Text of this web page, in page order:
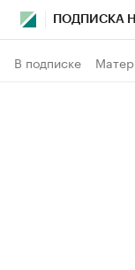
ПОДПИСКА
В подписке